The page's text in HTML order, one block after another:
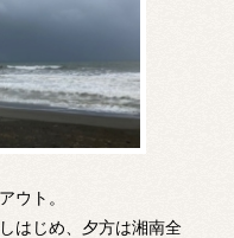
ウト。
はじめ、夕方は湘南全